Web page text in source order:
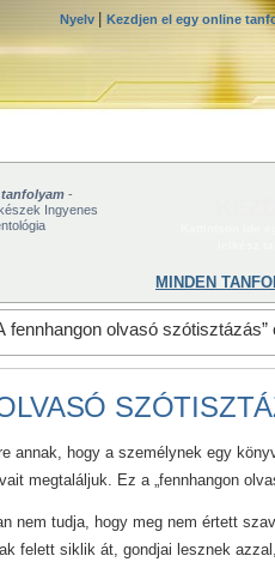
Nyelv Kezdjen el egy online
-
Ingyenes
MINDEN
fennhangon olvasó
annak, hogy a személynek egy
megtaláljuk. Ez a „fennhangon
nem tudja, hogy meg nem értett
felett siklik át, gondjai lesznek